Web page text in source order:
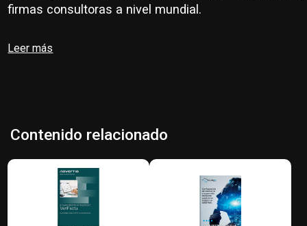
firmas consultoras a nivel mundial.
Leer más
Contenido relacionado